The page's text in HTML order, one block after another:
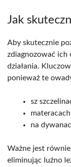
Jak
Aby skutecznie
zdiagnozować ich
działania.
ponieważ te
sz
na
Ważne jest
eliminując luźno